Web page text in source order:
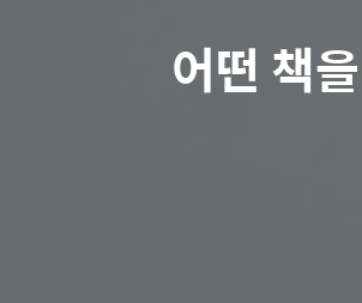
어떤 책